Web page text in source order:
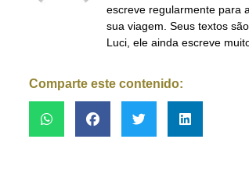
escreve regularmente para
sua viagem. Seus textos
Luci, ele ainda escreve
Comparte este contenido: